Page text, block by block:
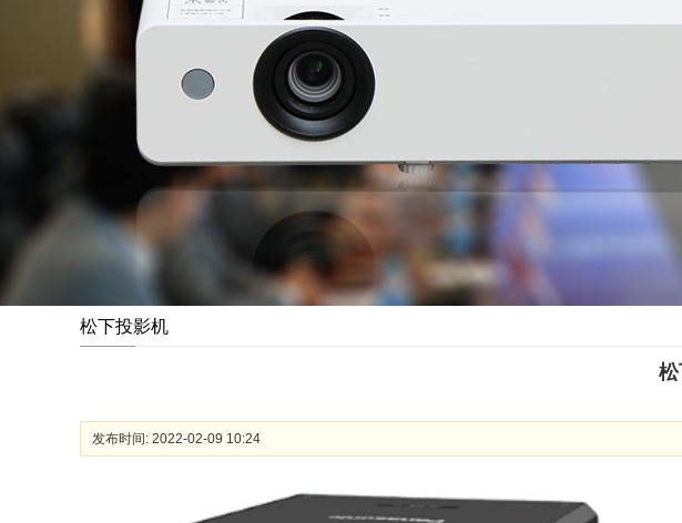
松下投影机
松
发布时间: 2022-02-09 10:24